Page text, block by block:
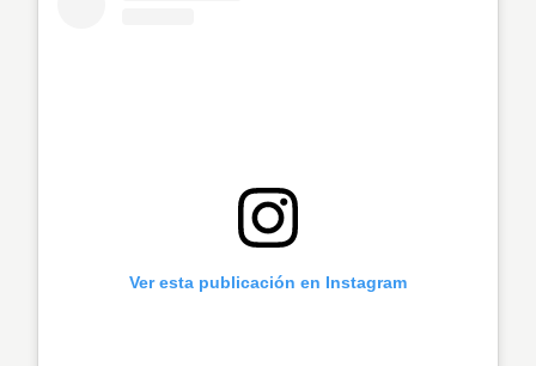
Ver esta publicación en Instagram